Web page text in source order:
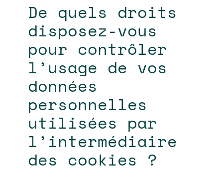
De quels droits
disposez-vous
pour contrôler
l’usage de vos
données
personnelles
utilisées par
l’intermédiaire
des cookies ?